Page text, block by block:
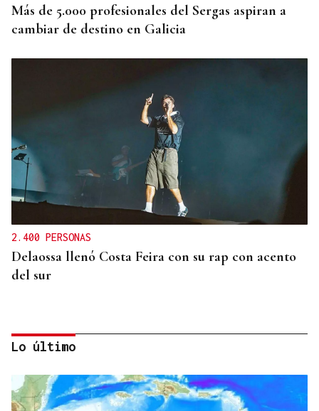
Más de 5.000 profesionales del Sergas aspiran a
cambiar de destino en Galicia
2.400 PERSONAS
Delaossa llenó Costa Feira con su rap con acento
del sur
Lo último